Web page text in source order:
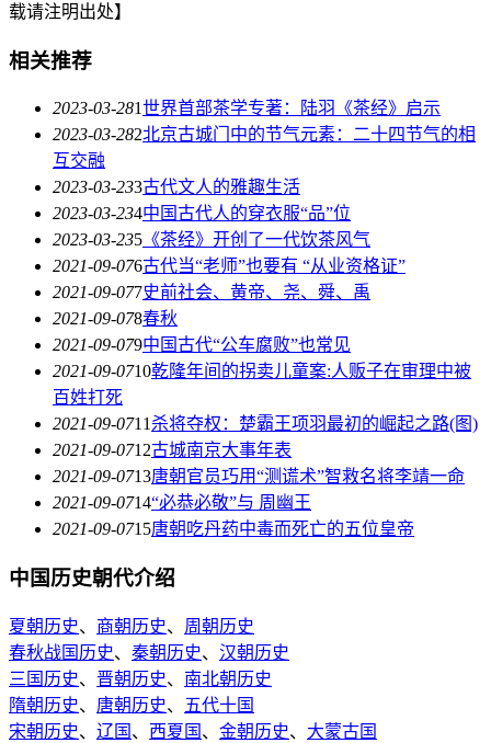
载请注明出处】
相关推荐
2023-03-281世界首部茶学专著：陆羽《茶经》启示
2023-03-282北京古城门中的节气元素：二十四节气的相
互交融
2023-03-233古代文人的雅趣生活
2023-03-234中国古代人的穿衣服“品”位
2023-03-235 《茶经》开创了一代饮茶风气
2021-09-076古代当“老师”也要有 “从业资格证”
2021-09-077史前社会、黄帝、尧、舜、禹
2021-09-078春秋
2021-09-079中国古代“公车腐败”也常见
2021-09-0710乾隆年间的拐卖儿童案:人贩子在审理中被
百姓打死
2021-09-0711 杀将夺权：楚霸王项羽最初的崛起之路(图)
2021-09-0712古城南京大事年表
2021-09-0713唐朝官员巧用“测谎术”智救名将李靖一命
2021-09-0714“必恭必敬”与 周幽王
2021-09-0715唐朝吃丹药中毒而死亡的五位皇帝
中国历史朝代介绍
夏朝历史、 商朝历史、 周朝历史
春秋战国历史、 秦朝历史、 汉朝历史
三国历史、 晋朝历史、 南北朝历史
隋朝历史、 唐朝历史、
五代十国
宋朝历史、 辽国 、 西夏国 、 金朝历史、 大蒙古国